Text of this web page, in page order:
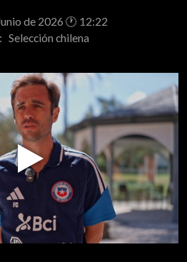
de 2026 🕐 12:22
Selección chilena
Play
Video